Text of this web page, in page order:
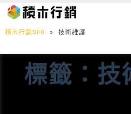
至
主
內
積木行銷SEO » 技術維護
標籤：技